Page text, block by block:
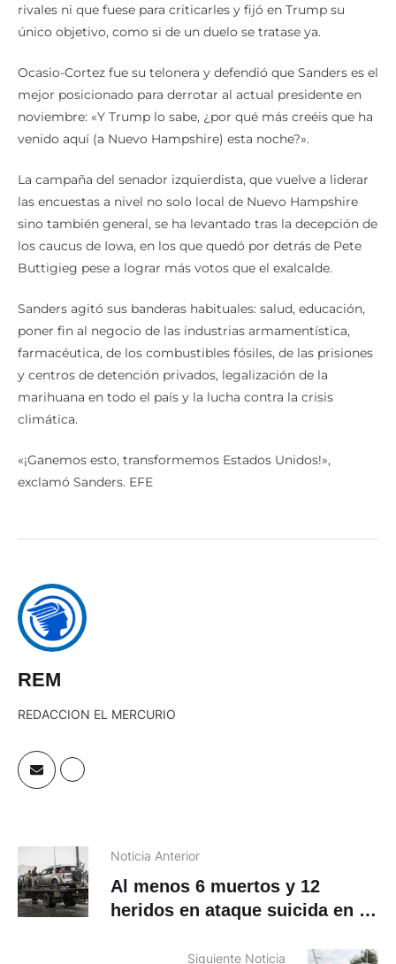
único objetivo, como si de un duelo se tratase ya.
mejor posicionado para derrotar al actual presidente en
noviembre: «Y Trump lo sabe, ¿por qué más creéis que ha
venido aquí (a Nuevo Hampshire) esta noche?».
las encuestas a nivel no solo local de Nuevo Hampshire
sino también general, se ha levantado tras la decepción de
los caucus de Iowa, en los que quedó por detrás de Pete
Buttigieg pese a lograr más votos que el exalcalde.
poner fin al negocio de las industrias armamentística,
farmacéutica, de los combustibles fósiles, de las prisiones
y centros de detención privados, legalización de la
marihuana en todo el país y la lucha contra la crisis
climática.
exclamó Sanders. EFE
REM
REDACCION EL MERCURIO
Al menos 6 muertos y 12
heridos en ataque suicida en el
oeste de Kabul